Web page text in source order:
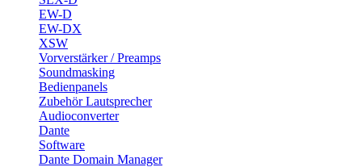
EW-D
EW-DX
XSW
Vorverstärker / Preamps
Soundmasking
Bedienpanels
Zubehör Lautsprecher
Audioconverter
Dante
Software
Dante Domain Manager